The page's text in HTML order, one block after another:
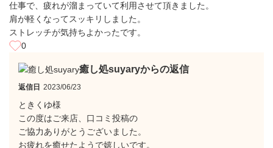
仕事で、疲れが溜まっていて利用させて頂きました。
肩が軽くなってスッキリしました。
ストレッチが気持ちよかったです。
0
癒し処suyaryからの返信
返信日 2023/06/23
ときくゆ様
この度はご来店、口コミ投稿の
ご協力ありがとうございました。
お疲れを癒せたようで嬉しいです。